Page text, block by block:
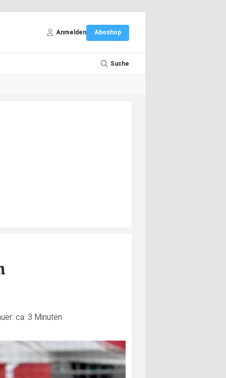
Anmelden Aboshop
Suche
ca. 3 Minuten